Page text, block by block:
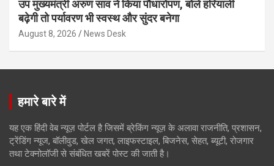
उप मुख्यमंत्री अरुण साव ने किया पौधारोपण, बोले हरियाली
बढ़ेगी तो पर्यावरण भी स्वस्थ और सुंदर बनेगा
August 8, 2026 News Desk
हमारे बारे में
यह एक हिंदी वेब न्यूज़ पोर्टल है जिसमें ब्रेकिंग न्यूज़ के अलावा राजनीति, प्रशासन,
ट्रेंडिंग न्यूज, बॉलीवुड, खेल जगत, लाइफस्टाइल, बिजनेस, सेहत, ब्यूटी, रोजगार
तथा टेक्नोलॉजी से संबंधित खबरें पोस्ट की जाती है।